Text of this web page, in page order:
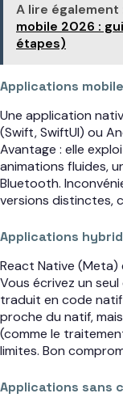
A lire également
mobile 2026 :
étapes)
Applications
Une application
(Swift, SwiftUI) ou
Avantage : elle
animations fluides,
Bluetooth.
versions distinctes,
Applications
React Native
Vous écrivez un
traduit en code
proche du natif,
(comme le
limites. Bon
Applications sans